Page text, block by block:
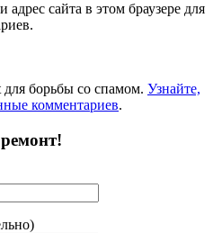
сайта в этом браузере для
для борьбы со спамом. Узнайте,
комментариев.